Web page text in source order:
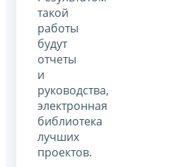
такой
работы
будут
отчеты
и
руководства,
электронная
библиотека
лучших
проектов.